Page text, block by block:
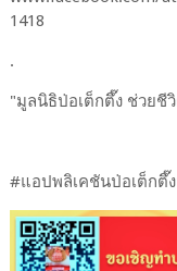
1418
.
"มูลนิธิป่อเต็กตึ๊ง ช่วยชี
#แอปพลิเคชันป่อเต็กตึ๊